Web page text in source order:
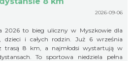
2026-09-06
2026 to bieg uliczny w Myszkowie dla
dzieci i całych rodzin. Już 6 września
trasą 8 km, a najmłodsi wystartują w
To sportowa niedziela pełna